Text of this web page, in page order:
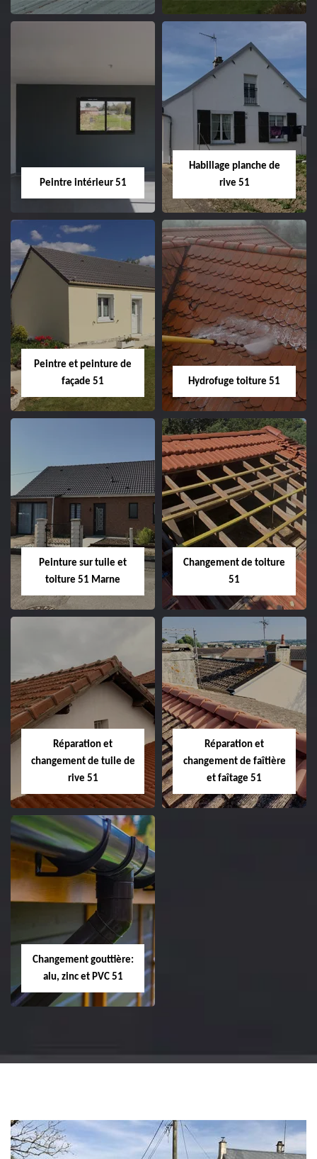
51
Nettoyage et
ravalement de
façade 51
Peintre intérieur 51
Peintre intérieur
Habillage planche de
rive 51
Habillage planche
de rive 51
Peintre et peinture de
façade 51
Peintre et peinture
de façade 51
Hydrofuge toiture 51
Hydrofuge toiture
51
Peinture sur tuile et
toiture 51 Marne
Peinture sur tuile
et toiture 51
Marne
Changement de toiture
51
Changement de
toiture 51
Réparation et
changement de tuile de
rive 51
Réparation et
changement de
tuile de rive 51
Réparation et
changement de faîtière
et faîtage 51
Changement gouttière:
alu, zinc et PVC 51
et PVC 51